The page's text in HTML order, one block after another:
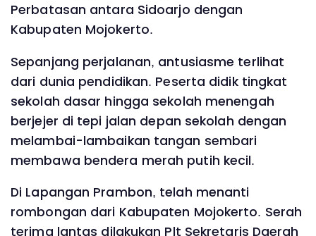
Perbatasan antara Sidoarjo dengan
Kabupaten Mojokerto.
Sepanjang perjalanan, antusiasme terlihat
dari dunia pendidikan. Peserta didik tingkat
sekolah dasar hingga sekolah menengah
berjejer di tepi jalan depan sekolah dengan
melambai-lambaikan tangan sembari
membawa bendera merah putih kecil.
Di Lapangan Prambon, telah menanti
rombongan dari Kabupaten Mojokerto. Serah
terima lantas dilakukan Plt Sekretaris Daerah